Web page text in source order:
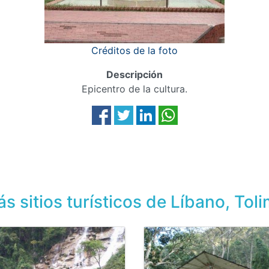
Créditos de la foto
Descripción
Epicentro de la cultura.
sitios turísticos de Líbano,